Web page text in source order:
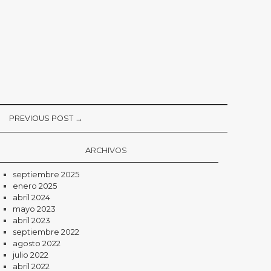
PREVIOUS POST →
ARCHIVOS
septiembre 2025
enero 2025
abril 2024
mayo 2023
abril 2023
septiembre 2022
agosto 2022
julio 2022
abril 2022